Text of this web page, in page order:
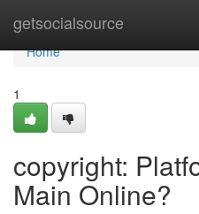
getsocialsource
Home
Home
1
copyright:
Main Online?